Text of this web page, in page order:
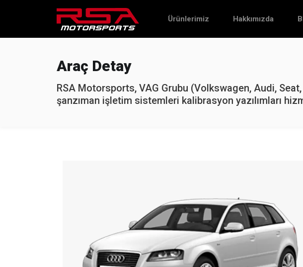
Ürünlerimiz Hakkımızda
Araç Detay
RSA Motorsports, VAG Grubu (Volkswagen, Audi,
şanzıman işletim sistemleri kalibrasyon yazılımları